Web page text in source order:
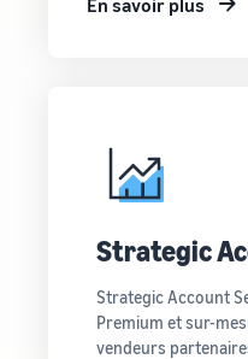
En savoir plus
Strategic
Strategic Account
Premium et sur-
vendeurs